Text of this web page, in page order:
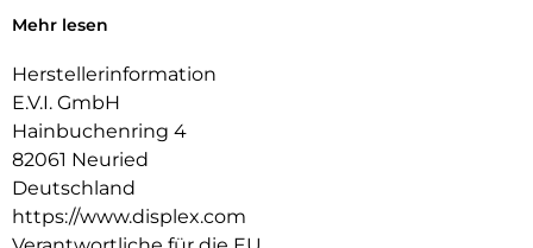
Hüllenfreundlich:
Konturen gefertigt und passt somit perfekt auf Ihr
Smartphone. Außerdem ist die Schutzfolie ultradünn. Somit
lassen sich alle handelsüblichen Schutzhüllen & Cases mit
der Panzerglasfolie benutzen. Durch einen kombinierten
Schutz aus PRO Glass und Ihrer Lieblingshülle wird Ihr
Smartphone rundum optimal geschützt.
Anti Fingerprint:
Mehr lesen
Herstellerinformation
E.V.I. GmbH
Hainbuchenring 4
82061 Neuried
Deutschland
https://www.displex.com